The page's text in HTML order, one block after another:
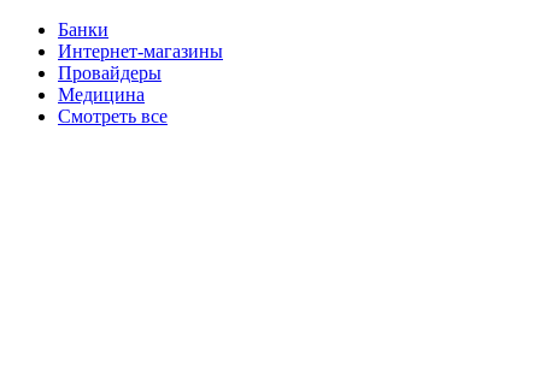
Банки
Интернет-магазины
Провайдеры
Медицина
Смотреть все